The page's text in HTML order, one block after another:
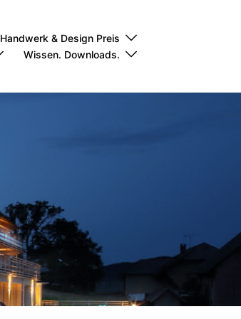
Handwerk & Design Preis
Wissen. Downloads.